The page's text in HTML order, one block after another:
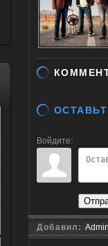
Войдите:
Добавил: